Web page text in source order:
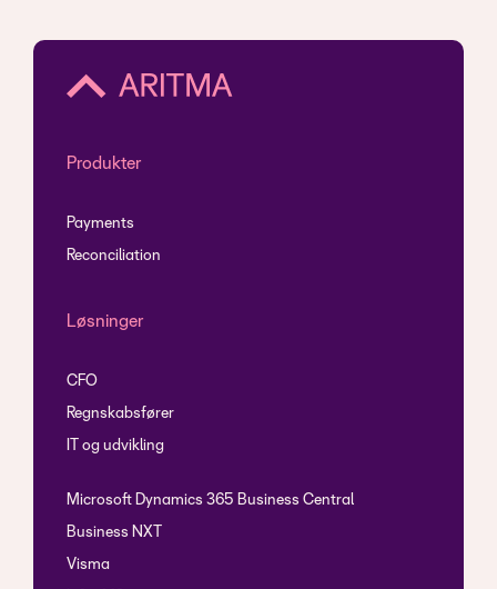
Produkter
Payments
Reconciliation
Løsninger
CFO
Regnskabsfører
IT og udvikling
Microsoft Dynamics 365 Business Central
Business NXT
Visma